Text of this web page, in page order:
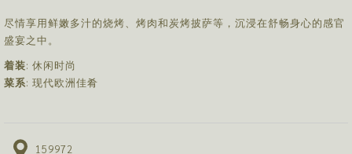
放
下
尽情享用鲜嫩多汁的烧烤、烤肉和炭烤披萨等，沉浸在舒畅身心的感官
盛宴之中。
着装: 休闲时尚
菜系: 现代欧洲佳肴
159972